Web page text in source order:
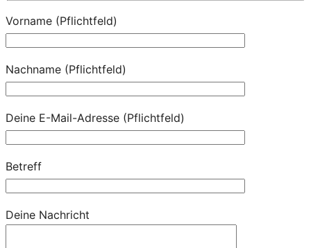
Vorname (Pflichtfeld)
Nachname (Pflichtfeld)
Deine E-Mail-Adresse (Pflichtfeld)
Betreff
Deine Nachricht